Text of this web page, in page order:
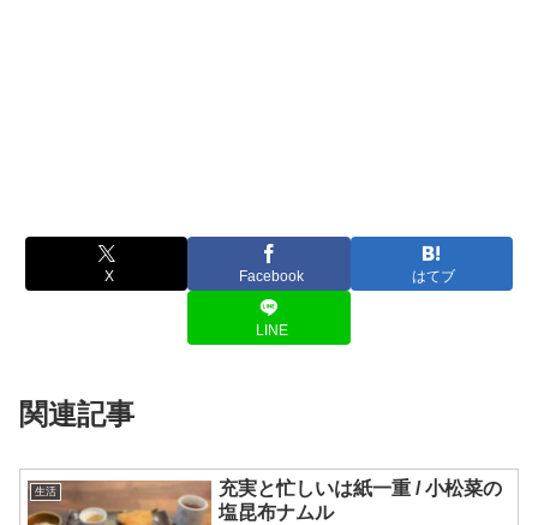
X Facebook はてブ
LINE
関連記事
生活
充実と忙しいは紙一重 / 小松菜の
塩昆布ナムル